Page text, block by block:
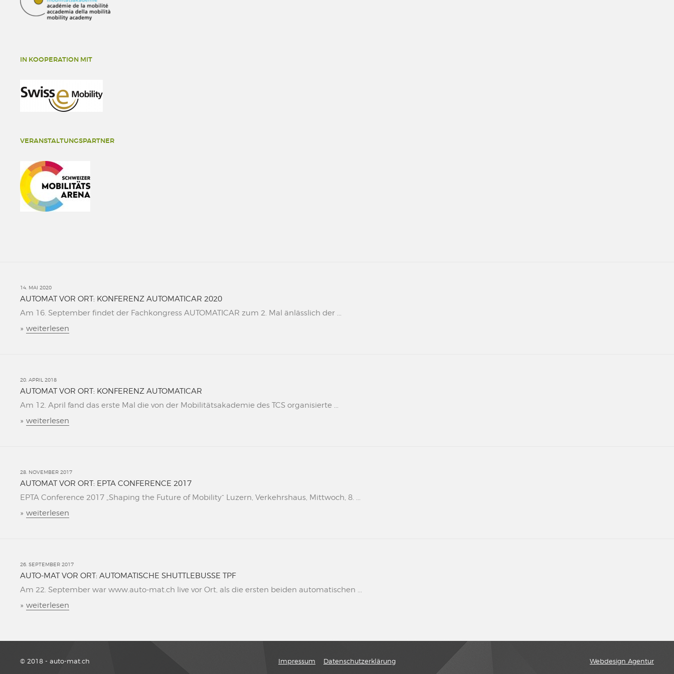
IN KOOPERATION MIT
VERANSTALTUNGSPARTNER
14. MAI 2020
AUTOMAT VOR ORT: KONFERENZ AUTOMATICAR 2020
Am 16. September findet der Fachkongress AUTOMATICAR zum 2. Mal änlässlich der ...
» weiterlesen
20. APRIL 2018
AUTOMAT VOR ORT: KONFERENZ AUTOMATICAR
Am 12. April fand das erste Mal die von der Mobilitätsakademie des TCS organisierte ...
» weiterlesen
28. NOVEMBER 2017
AUTOMAT VOR ORT: EPTA CONFERENCE 2017
EPTA Conference 2017 „Shaping the Future of Mobility“ Luzern, Verkehrshaus, Mittwoch, 8. ...
» weiterlesen
26. SEPTEMBER 2017
AUTO-MAT VOR ORT: AUTOMATISCHE SHUTTLEBUSSE TPF
Am 22. September war www.auto-mat.ch live vor Ort, als die ersten beiden automatischen ...
» weiterlesen
© 2018 - auto-mat.ch Impressum Datenschutzerklärung Webdesign Agentur